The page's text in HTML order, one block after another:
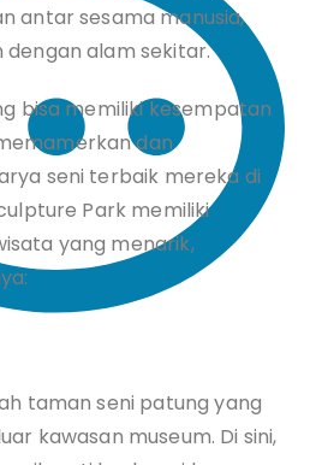
antar sesama manusia,
alam sekitar.
bisa memiliki kesempatan
dan
seni terbaik mereka di
Park memiliki
yang menarik,
taman seni patung yang
kawasan museum. Di sini,